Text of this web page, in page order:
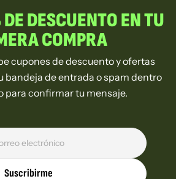
DESCUENTO EN TU
COMPRA
cupones de descuento y ofertas
bandeja de entrada o spam dentro
para confirmar tu mensaje.
Suscribirme